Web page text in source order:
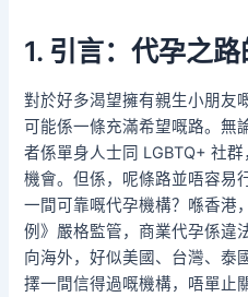
1. 引言：代孕之
對於好多渴望擁有親生小朋友
可能係一條充滿希望嘅路。無
者係單身人士同 LGBTQ+ 社
機會。但係，呢條路並唔容
一間可靠嘅代孕機構？喺香港
例》嚴格監管，商業代孕係違
向海外，好似美國、台灣、泰
擇一間信得過嘅機構，唔單止